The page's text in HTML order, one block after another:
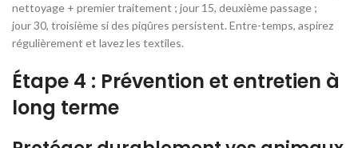
nettoyage + premier traitement ; jour 15, deuxième passage ;
jour 30, troisième si des piqûres persistent. Entre-temps, aspirez
régulièrement et lavez les textiles.
Étape 4 : Prévention et entretien à
long terme